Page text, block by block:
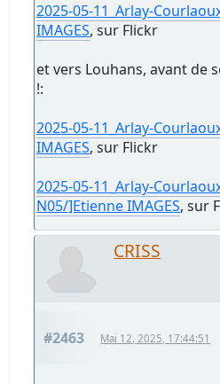
2025-05-11_Arlay-
IMAGES, sur Flickr
et vers Louhans, avant de
!:
2025-05-11_Arlay-
IMAGES, sur Flickr
2025-05-11_Arlay-
N05/]Etienne IMAGES, sur
CRISS
#2463 Mai 12, 2025, 17:44:51